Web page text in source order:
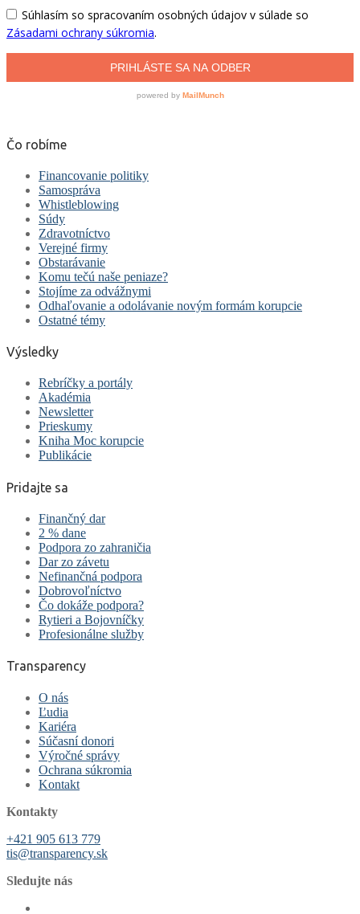
Čo robíme
Financovanie politiky
Samospráva
Whistleblowing
Súdy
Zdravotníctvo
Verejné firmy
Obstarávanie
Komu tečú naše peniaze?
Stojíme za odvážnymi
Odhaľovanie a odolávanie novým formám korupcie
Ostatné témy
Výsledky
Rebríčky a portály
Akadémia
Newsletter
Prieskumy
Kniha Moc korupcie
Publikácie
Pridajte sa
Finančný dar
2 % dane
Podpora zo zahraničia
Dar zo závetu
Nefinančná podpora
Dobrovoľníctvo
Čo dokáže podpora?
Rytieri a Bojovníčky
Profesionálne služby
Transparency
O nás
Ľudia
Kariéra
Súčasní donori
Výročné správy
Ochrana súkromia
Kontakt
Kontakty
+421 905 613 779
tis@transparency.sk
Sledujte nás